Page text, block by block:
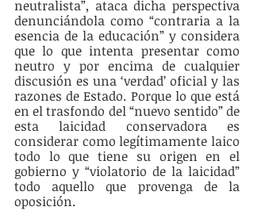
neutralista”, ataca dicha perspectiva
denunciándola como “contraria a la
esencia de la educación” y considera
que lo que intenta presentar como
neutro y por encima de cualquier
discusión es una ‘verdad’ oficial y las
razones de Estado. Porque lo que está
en el trasfondo del “nuevo sentido” de
esta laicidad conservadora es
considerar como legítimamente laico
todo lo que tiene su origen en el
gobierno y “violatorio de la laicidad”
todo aquello que provenga de la
oposición.